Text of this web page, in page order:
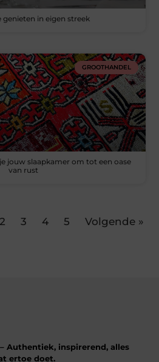
genieten in eigen streek
GROOTHANDEL
jouw slaapkamer om tot een oase
van rust
2 3 4 5 Volgende »
Authentiek, inspirerend, alles
ertoe doet.